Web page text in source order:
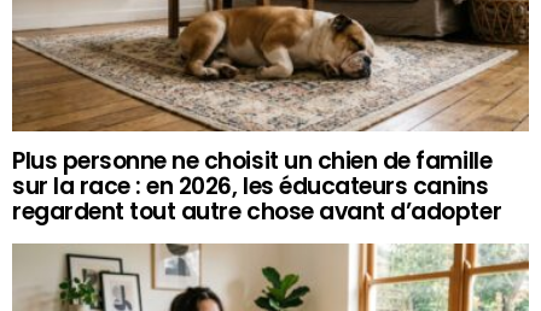
Plus personne ne choisit un chien de famille
sur la race : en 2026, les éducateurs canins
regardent tout autre chose avant d’adopter